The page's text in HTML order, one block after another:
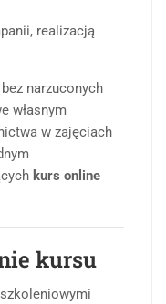
realizacją
narzuconych
własnym
w zajęciach
kurs online
kursu